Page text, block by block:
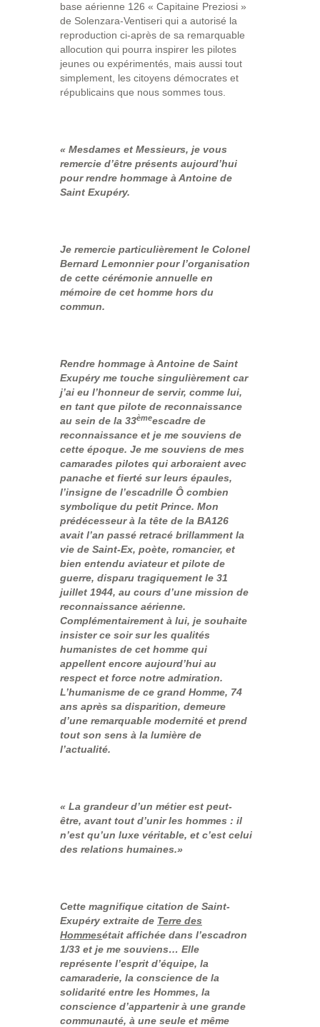
base aérienne 126 « Capitaine Preziosi »
de Solenzara-Ventiseri qui a autorisé la
reproduction ci-après de sa remarquable
allocution qui pourra inspirer les pilotes
jeunes ou expérimentés, mais aussi tout
simplement, les citoyens démocrates et
républicains que nous sommes tous.
« Mesdames et Messieurs, je vous
remercie d’être présents aujourd’hui
pour rendre hommage à Antoine de
Saint Exupéry.
Je remercie particulièrement le Colonel
Bernard Lemonnier pour l’organisation
de cette cérémonie annuelle en
mémoire de cet homme hors du
commun.
Rendre hommage à Antoine de Saint
Exupéry me touche singulièrement car
j’ai eu l’honneur de servir, comme lui,
en tant que pilote de reconnaissance
au sein de la 33èmeescadre de
reconnaissance et je me souviens de
cette époque. Je me souviens de mes
camarades pilotes qui arboraient avec
panache et fierté sur leurs épaules,
l’insigne de l’escadrille Ô combien
symbolique du petit Prince. Mon
prédécesseur à la tête de la BA126
avait l’an passé retracé brillamment la
vie de Saint-Ex, poète, romancier, et
bien entendu aviateur et pilote de
guerre, disparu tragiquement le 31
juillet 1944, au cours d’une mission de
reconnaissance aérienne.
Complémentairement à lui, je souhaite
insister ce soir sur les qualités
humanistes de cet homme qui
appellent encore aujourd’hui au
respect et force notre admiration.
L’humanisme de ce grand Homme, 74
ans après sa disparition, demeure
d’une remarquable modernité et prend
tout son sens à la lumière de
l’actualité.
« La grandeur d’un métier est peut-
être, avant tout d’unir les hommes : il
n’est qu’un luxe véritable, et c’est celui
des relations humaines.»
Cette magnifique citation de Saint-
Exupéry extraite de Terre des
Hommesétait affichée dans l’escadron
1/33 et je me souviens… Elle
représente l’esprit d’équipe, la
camaraderie, la conscience de la
solidarité entre les Hommes, la
conscience d’appartenir à une grande
communauté, à une seule et même